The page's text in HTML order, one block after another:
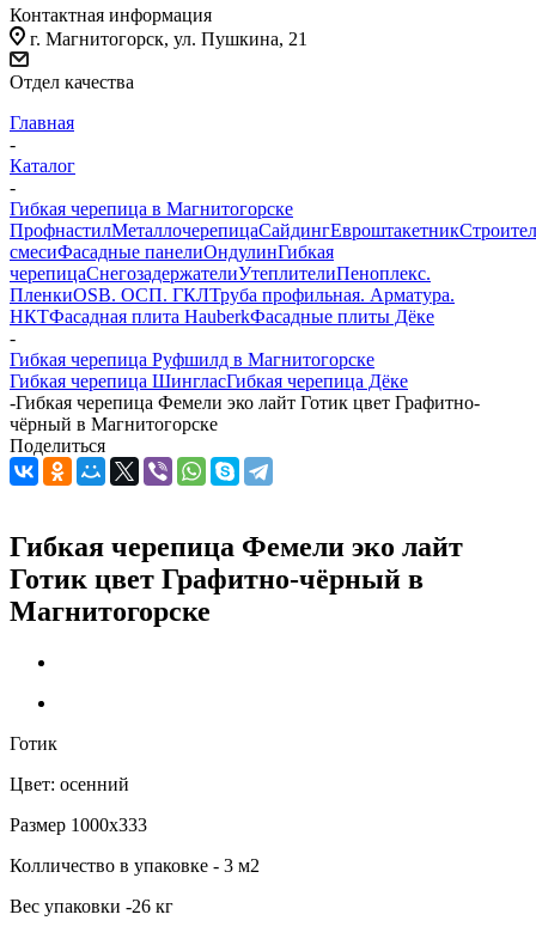
Контактная информация
г. Магнитогорск, ул. Пушкина, 21
Отдел качества
Главная
-
Каталог
-
Гибкая черепица в Магнитогорске
ПрофнастилМеталлочерепицаСайдингЕвроштакетник
смесиФасадные панелиОндулинГибкая
черепицаСнегозадержателиУтеплителиПеноплекс.
ПленкиOSB. ОСП. ГКЛТруба профильная. Арматура.
НКТФасадная плита HauberkФасадные плиты Дёке
-
Гибкая черепица Руфшилд в Магнитогорске
Гибкая черепица ШингласГибкая черепица Дёке
-Гибкая черепица Фемели эко лайт Готик цвет Графитно-
чёрный в Магнитогорске
Поделиться
Гибкая черепица Фемели эко лайт
Готик цвет Графитно-чёрный в
Магнитогорске
Готик
Цвет: осенний
Размер 1000х333
Колличество в упаковке - 3 м2
Вес упаковки -26 кг